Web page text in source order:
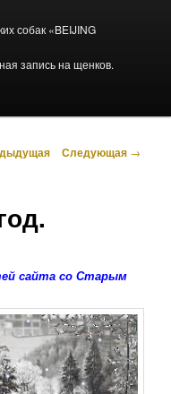
собак «BEIJING
запись на щенков.
по записямСледующая →
со Старым